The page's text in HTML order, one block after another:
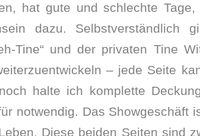
hat gute und schlechte
dazu. Selbstverständlich
Tine“ und der privaten Tine
– jede Seite
halte ich komplette
notwendig. Das Showgeschäft
Diese beiden Seiten sind